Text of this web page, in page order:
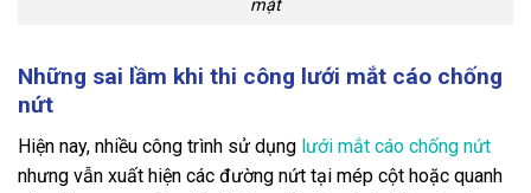
mặt
Những sai lầm khi thi công lưới mắt cáo chống
nứt
Hiện nay, nhiều công trình sử dụng lưới mắt cáo chống nứt
nhưng vẫn xuất hiện các đường nứt tại mép cột hoặc quanh